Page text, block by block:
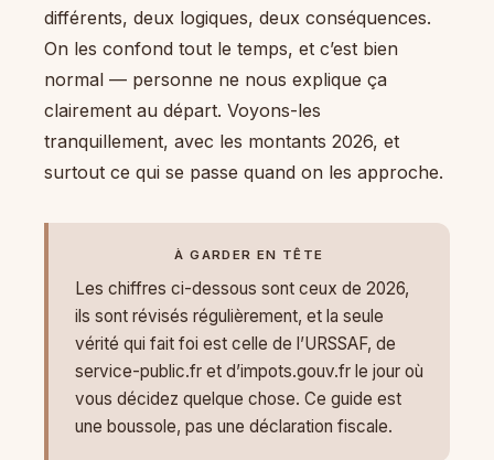
différents, deux logiques, deux conséquences.
On les confond tout le temps, et c’est bien
normal — personne ne nous explique ça
clairement au départ. Voyons-les
tranquillement, avec les montants 2026, et
surtout ce qui se passe quand on les approche.
À GARDER EN TÊTE
Les chiffres ci-dessous sont ceux de 2026,
ils sont révisés régulièrement, et la seule
vérité qui fait foi est celle de l’URSSAF, de
service-public.fr et d’impots.gouv.fr le jour où
vous décidez quelque chose. Ce guide est
une boussole, pas une déclaration fiscale.